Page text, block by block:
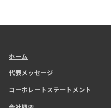
ホーム
代表メッセージ
コーポレートステートメント